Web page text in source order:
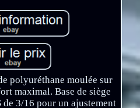
polyuréthane moulée sur
maximal. Base de siège
de 3/16 pour un ajustement